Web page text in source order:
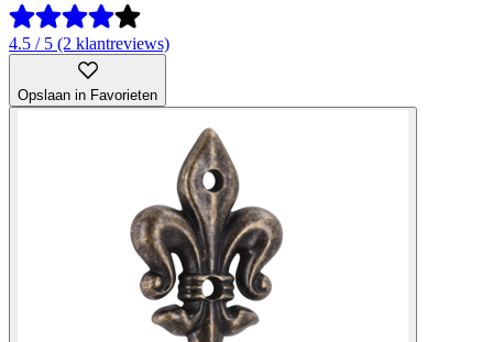
4.5 / 5 (2 klantreviews)
Opslaan in Favorieten